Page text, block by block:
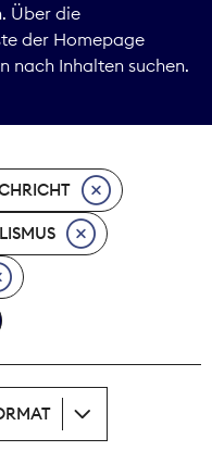
Über die
der Homepage
nach Inhalten suchen.